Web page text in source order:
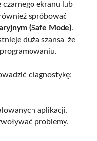
czarnego ekranu lub
spróbować
(Safe Mode).
duża szansa, że
diagnostykę;
aplikacji,
problemy.